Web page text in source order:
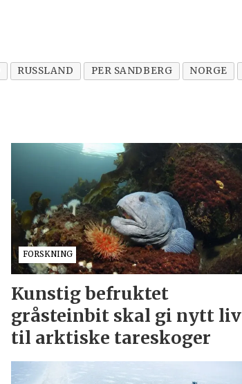
RUSSLAND PER SANDBERG NORGE
FORSKNING
Kunstig befruktet
gråsteinbit skal gi nytt liv
til arktiske tareskoger